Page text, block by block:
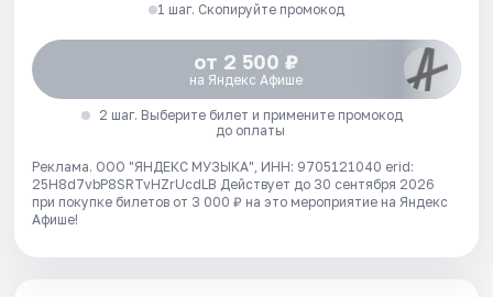
1 шаг. Скопируйте промокод
от 2 500 ₽
на Яндекс Афише
2 шаг. Выберите билет и примените промокод
до оплаты
Реклама. ООО "ЯНДЕКС МУЗЫКА", ИНН: 9705121040 erid:
25H8d7vbP8SRTvHZrUcdLB Действует до 30 сентября 2026
при покупке билетов от 3 000 ₽ на это мероприятие на Яндекс
Афише!